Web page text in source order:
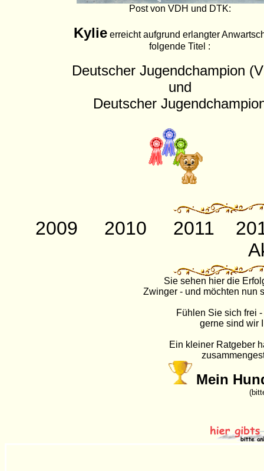
Post von VDH und DTK:
Kylieerreicht aufgrund erlangter
folgende Titel :
Deutscher Jugendchampion
und
Deutscher
2009 2010 2011
Sie sehen hier die
Zwinger - und möchten nun
Fühlen Sie sich frei
gerne sind wir
Ein kleiner Ratgeber
Mein